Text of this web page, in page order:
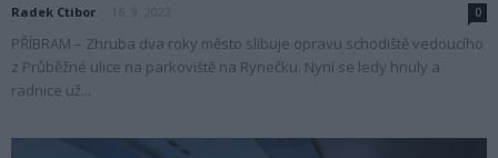
Radek Ctibor 0
PŘÍBRAM – Zhruba dva roky město slibuje opravu schodiště vedoucího
z Průběžné ulice na parkoviště na Rynečku. Nyní se ledy hnuly a
radnice už...